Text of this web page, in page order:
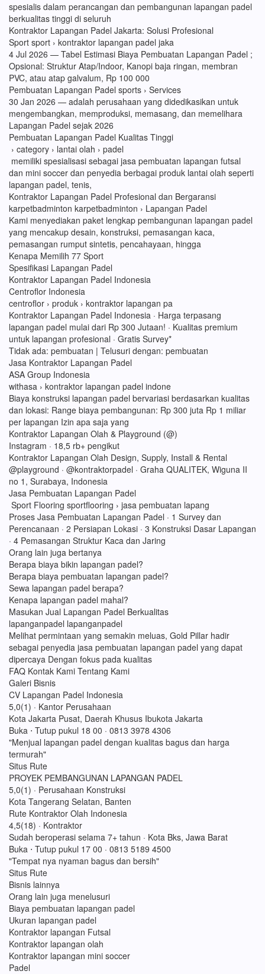
spesialis dalam perancangan dan pembangunan lapangan padel
berkualitas tinggi di seluruh
Kontraktor Lapangan Padel Jakarta: Solusi Profesional
Sport sport › kontraktor lapangan padel jaka
4 Jul 2026 — Tabel Estimasi Biaya Pembuatan Lapangan Padel ;
Opsional: Struktur Atap/Indoor, Kanopi baja ringan, membran
PVC, atau atap galvalum, Rp 100 000
Pembuatan Lapangan Padel sports › Services
30 Jan 2026 — adalah perusahaan yang didedikasikan untuk
mengembangkan, memproduksi, memasang, dan memelihara
Lapangan Padel sejak 2026
Pembuatan Lapangan Padel Kualitas Tinggi
› category › lantai olah › padel
memiliki spesialisasi sebagai jasa pembuatan lapangan futsal
dan mini soccer dan penyedia berbagai produk lantai olah seperti
lapangan padel, tenis,
Kontraktor Lapangan Padel Profesional dan Bergaransi
karpetbadminton karpetbadminton › Lapangan Padel
Kami menyediakan paket lengkap pembangunan lapangan padel
yang mencakup desain, konstruksi, pemasangan kaca,
pemasangan rumput sintetis, pencahayaan, hingga
Kenapa Memilih 77 Sport
Spesifikasi Lapangan Padel
Kontraktor Lapangan Padel Indonesia
Centroflor Indonesia
centroflor › produk › kontraktor lapangan pa
Kontraktor Lapangan Padel Indonesia · Harga terpasang
lapangan padel mulai dari Rp 300 Jutaan! · Kualitas premium
untuk lapangan profesional · Gratis Survey*
Tidak ada: pembuatan ‎| Telusuri dengan: pembuatan
Jasa Kontraktor Lapangan Padel
ASA Group Indonesia
withasa › kontraktor lapangan padel indone
Biaya konstruksi lapangan padel bervariasi berdasarkan kualitas
dan lokasi: Range biaya pembangunan: Rp 300 juta Rp 1 miliar
per lapangan Izin apa saja yang
Kontraktor Lapangan Olah & Playground (@)
Instagram · 18,5 rb+ pengikut
Kontraktor Lapangan Olah Design, Supply, Install & Rental
@playground · @kontraktorpadel · Graha QUALITEK, Wiguna II
no 1, Surabaya, Indonesia
Jasa Pembuatan Lapangan Padel
Sport Flooring sportflooring › jasa pembuatan lapang
Proses Jasa Pembuatan Lapangan Padel · 1 Survey dan
Perencanaan · 2 Persiapan Lokasi · 3 Konstruksi Dasar Lapangan
· 4 Pemasangan Struktur Kaca dan Jaring
Orang lain juga bertanya
Berapa biaya bikin lapangan padel?
Berapa biaya pembuatan lapangan padel?
Sewa lapangan padel berapa?
Kenapa lapangan padel mahal?
Masukan Jual Lapangan Padel Berkualitas
lapanganpadel lapanganpadel
Melihat permintaan yang semakin meluas, Gold Pillar hadir
sebagai penyedia jasa pembuatan lapangan padel yang dapat
dipercaya Dengan fokus pada kualitas
FAQ Kontak Kami Tentang Kami
Galeri Bisnis
CV Lapangan Padel Indonesia
5,0(1) · Kantor Perusahaan
Kota Jakarta Pusat, Daerah Khusus Ibukota Jakarta
Buka ⋅ Tutup pukul 18 00 · 0813 3978 4306
"Menjual lapangan padel dengan kualitas bagus dan harga
termurah"
Situs Rute
PROYEK PEMBANGUNAN LAPANGAN PADEL
5,0(1) · Perusahaan Konstruksi
Kota Tangerang Selatan, Banten
Rute Kontraktor Olah Indonesia
4,5(18) · Kontraktor
Sudah beroperasi selama 7+ tahun · Kota Bks, Jawa Barat
Buka ⋅ Tutup pukul 17 00 · 0813 5189 4500
"Tempat nya nyaman bagus dan bersih"
Situs Rute
Bisnis lainnya
Orang lain juga menelusuri
Biaya pembuatan lapangan padel
Ukuran lapangan padel
Kontraktor lapangan Futsal
Kontraktor lapangan olah
Kontraktor lapangan mini soccer
Padel